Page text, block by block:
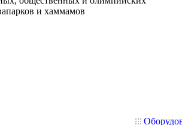
и хаммамов